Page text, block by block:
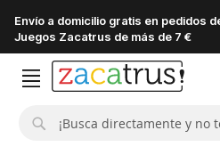
Envío a domicilio gratis en pedidos
Juegos Zacatrus de más de 7 €